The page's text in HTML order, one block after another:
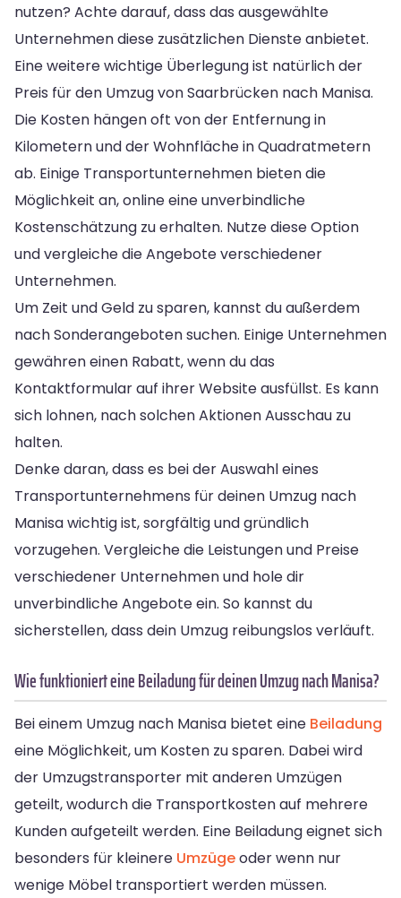
nutzen? Achte darauf, dass das ausgewählte
Unternehmen diese zusätzlichen Dienste anbietet.
Eine weitere wichtige Überlegung ist natürlich der
Preis für den Umzug von Saarbrücken nach Manisa.
Die Kosten hängen oft von der Entfernung in
Kilometern und der Wohnfläche in Quadratmetern
ab. Einige Transportunternehmen bieten die
Möglichkeit an, online eine unverbindliche
Kostenschätzung zu erhalten. Nutze diese Option
und vergleiche die Angebote verschiedener
Unternehmen.
Um Zeit und Geld zu sparen, kannst du außerdem
nach Sonderangeboten suchen. Einige Unternehmen
gewähren einen Rabatt, wenn du das
Kontaktformular auf ihrer Website ausfüllst. Es kann
sich lohnen, nach solchen Aktionen Ausschau zu
halten.
Denke daran, dass es bei der Auswahl eines
Transportunternehmens für deinen Umzug nach
Manisa wichtig ist, sorgfältig und gründlich
vorzugehen. Vergleiche die Leistungen und Preise
verschiedener Unternehmen und hole dir
unverbindliche Angebote ein. So kannst du
sicherstellen, dass dein Umzug reibungslos verläuft.
Wie funktioniert eine Beiladung für deinen Umzug nach Manisa?
Bei einem Umzug nach Manisa bietet eine Beiladung
eine Möglichkeit, um Kosten zu sparen. Dabei wird
der Umzugstransporter mit anderen Umzügen
geteilt, wodurch die Transportkosten auf mehrere
Kunden aufgeteilt werden. Eine Beiladung eignet sich
besonders für kleinere Umzügeoder wenn nur
wenige Möbel transportiert werden müssen.